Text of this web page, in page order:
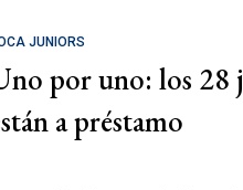
JUNIORS
por uno: los 28
a préstamo